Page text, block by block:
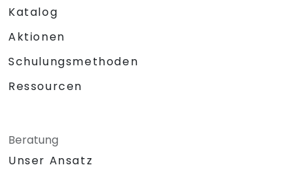
Katalog
Aktionen
Schulungsmethoden
Ressourcen
Beratung
Unser Ansatz